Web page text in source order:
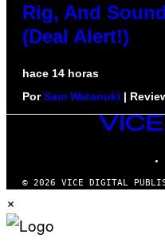
Rig, And
(Deal Alert!)
hace 14 horas
PorSam Watanuki |
VICE
MEDIA
© 2026 VICE DIGITAL
×